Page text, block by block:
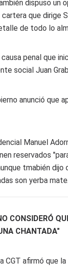
dispuso un
que dirige
de todo lo
penal que
social Juan
anunció que
Manuel
reservados
tmabién dijo
son yerba mate.
CONSIDERÓ
CHANTADA"
CGT afirmó que